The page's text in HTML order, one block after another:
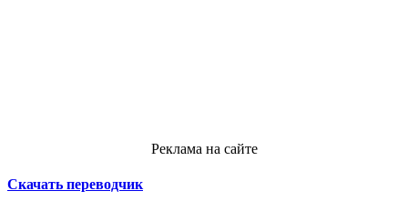
Реклама на сайте
Скачать переводчик